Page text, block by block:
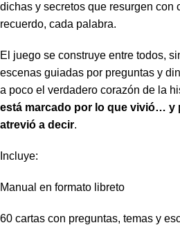
dichas y secretos que resurgen con
recuerdo, cada palabra.
El juego se construye entre todos,
escenas guiadas por preguntas y
a poco el verdadero corazón de la
está marcado por lo que vivió… y
atrevió a decir.
Incluye:
Manual en formato libreto
60 cartas con preguntas, temas y